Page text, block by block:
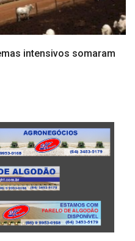
intensivos somaram